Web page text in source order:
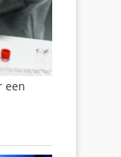
een